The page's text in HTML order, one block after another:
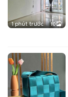
1 phút trước 10